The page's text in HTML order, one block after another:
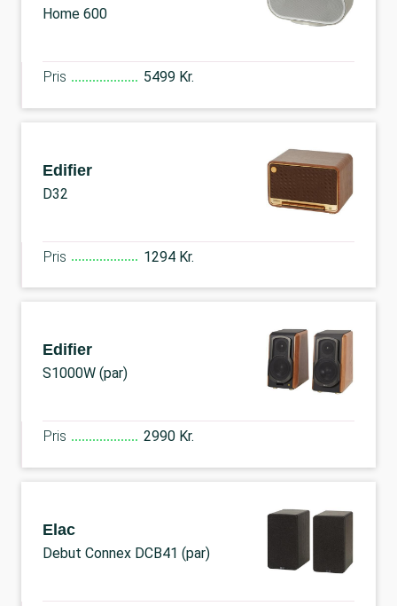
Home 600
Pris 5499 Kr.
Edifier
D32
Pris 1294 Kr.
Edifier
S1000W (par)
Pris 2990 Kr.
Elac
Debut Connex DCB41 (par)